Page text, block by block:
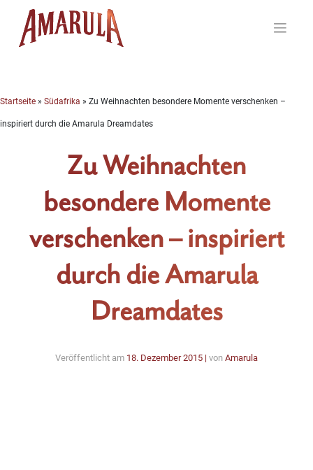
content
Startseite » Südafrika » Zu Weihnachten besondere Momente verschenken –
inspiriert durch die Amarula Dreamdates
Zu Weihnachten
besondere Momente
verschenken – inspiriert
durch die Amarula
Dreamdates
Veröffentlicht am 18. Dezember 2015 | von Amarula